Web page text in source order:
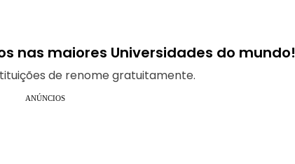
nas maiores Universidades do mundo!
de renome gratuitamente.
ANÚNCIOS